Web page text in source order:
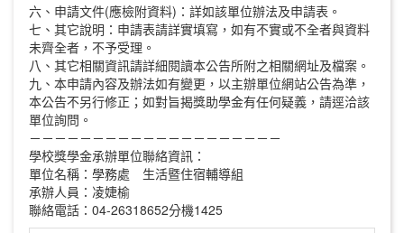
六、申請文件(應檢附資料)：詳如該單位辦法及申請表。
七、其它說明：申請表請詳實填寫，如有不實或不全者與資料
未齊全者，不予受理。
八、其它相關資訊請詳細閱讀本公告所附之相關網址及檔案。
九、本申請內容及辦法如有變更，以主辦單位網站公告為準，
本公告不另行修正；如對旨揭獎助學金有任何疑義，請逕洽該
單位詢問。
－－－－－－－－－－－－－－－－－－－－
學校獎學金承辦單位聯絡資訊：
單位名稱：學務處 生活暨住宿輔導組
承辦人員：凌婕榆
聯絡電話：04-26318652分機1425